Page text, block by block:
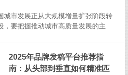
放策略，助力品牌精准传...
城市发展正从大规模增量扩张阶段转
，要把握推动城市高质量发展的主
2025年品牌发稿平台推荐指
南：从头部到垂直如何精准匹